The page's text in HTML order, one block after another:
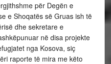
për Degën e
e Shoqatës së Gruas ish të
dhe sekretare e
në disa projekte
nga Kosova, siç
raporte të mira me këto